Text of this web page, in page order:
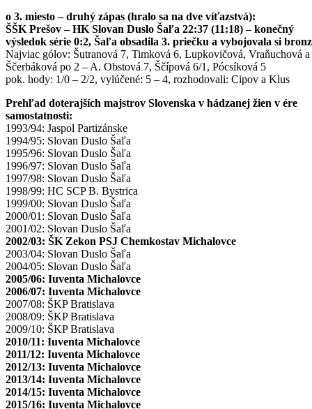
o 3. miesto – druhý zápas (hralo sa na dve víťazstvá):
ŠŠK Prešov – HK Slovan Duslo Šaľa 22:37 (11:18) – konečný
výsledok série 0:2, Šaľa obsadila 3. priečku a vybojovala si bronz
Najviac gólov: Šutranová 7, Timková 6, Lupkovičová, Vraňuchová a
Ščerbáková po 2 – A. Obstová 7, Ščípová 6/1, Pócsíková 5
pok. hody: 1/0 – 2/2, vylúčené: 5 – 4, rozhodovali: Cipov a Klus
Prehľad doterajších majstrov Slovenska v hádzanej žien v ére
samostatnosti:
1993/94: Jaspol Partizánske
1994/95: Slovan Duslo Šaľa
1995/96: Slovan Duslo Šaľa
1996/97: Slovan Duslo Šaľa
1997/98: Slovan Duslo Šaľa
1998/99: HC SCP B. Bystrica
1999/00: Slovan Duslo Šaľa
2000/01: Slovan Duslo Šaľa
2001/02: Slovan Duslo Šaľa
2002/03: ŠK Zekon PSJ Chemkostav Michalovce
2003/04: Slovan Duslo Šaľa
2004/05: Slovan Duslo Šaľa
2005/06: Iuventa Michalovce
2006/07: Iuventa Michalovce
2007/08: ŠKP Bratislava
2008/09: ŠKP Bratislava
2009/10: ŠKP Bratislava
2010/11: Iuventa Michalovce
2011/12: Iuventa Michalovce
2012/13: Iuventa Michalovce
2013/14: Iuventa Michalovce
2014/15: Iuventa Michalovce
2015/16: Iuventa Michalovce